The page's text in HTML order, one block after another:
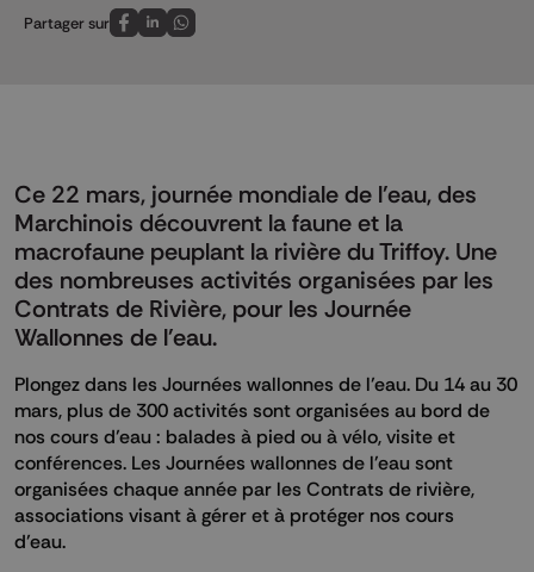
Partager sur
Partagez sur FaceBook
Partagez sur LinkedIn
Partagez sur Whatsapp
Ce 22 mars, journée mondiale de l'eau, des
Marchinois découvrent la faune et la
macrofaune peuplant la rivière du Triffoy. Une
des nombreuses activités organisées par les
Contrats de Rivière, pour les Journée
Wallonnes de l'eau.
Plongez dans les Journées wallonnes de l’eau. Du 14 au 30
mars, plus de 300 activités sont organisées au bord de
nos cours d’eau : balades à pied ou à vélo, visite et
conférences. Les Journées wallonnes de l'eau sont
organisées chaque année par les Contrats de rivière,
associations visant à gérer et à protéger nos cours
d’eau.